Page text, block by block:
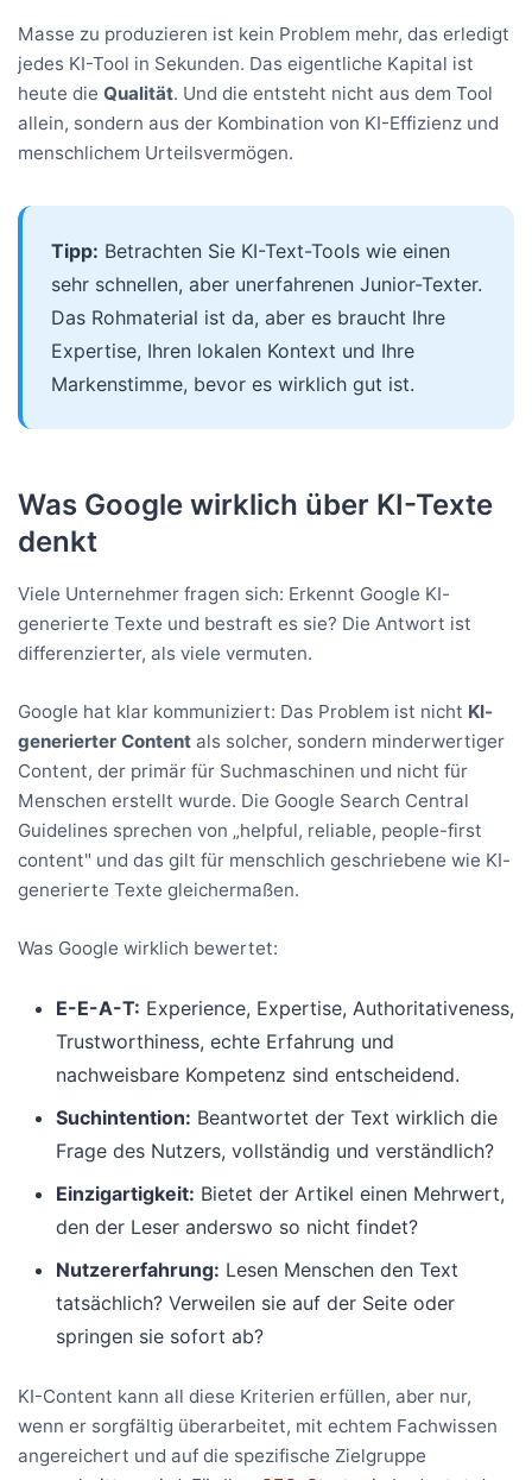
Masse zu produzieren ist kein Problem mehr, das erledigt
jedes KI-Tool in Sekunden. Das eigentliche Kapital ist
heute die Qualität. Und die entsteht nicht aus dem Tool
allein, sondern aus der Kombination von KI-Effizienz und
menschlichem Urteilsvermögen.
Tipp: Betrachten Sie KI-Text-Tools wie einen
sehr schnellen, aber unerfahrenen Junior-Texter.
Das Rohmaterial ist da, aber es braucht Ihre
Expertise, Ihren lokalen Kontext und Ihre
Markenstimme, bevor es wirklich gut ist.
Was Google wirklich über KI-Texte
denkt
Viele Unternehmer fragen sich: Erkennt Google KI-
generierte Texte und bestraft es sie? Die Antwort ist
differenzierter, als viele vermuten.
Google hat klar kommuniziert: Das Problem ist nicht KI-
generierter Content als solcher, sondern minderwertiger
Content, der primär für Suchmaschinen und nicht für
Menschen erstellt wurde. Die Google Search Central
Guidelines sprechen von „helpful, reliable, people-first
content" und das gilt für menschlich geschriebene wie KI-
generierte Texte gleichermaßen.
Was Google wirklich bewertet:
E-E-A-T: Experience, Expertise, Authoritativeness,
Trustworthiness, echte Erfahrung und
nachweisbare Kompetenz sind entscheidend.
Suchintention: Beantwortet der Text wirklich die
Frage des Nutzers, vollständig und verständlich?
Einzigartigkeit: Bietet der Artikel einen Mehrwert,
den der Leser anderswo so nicht findet?
Nutzererfahrung: Lesen Menschen den Text
tatsächlich? Verweilen sie auf der Seite oder
springen sie sofort ab?
KI-Content kann all diese Kriterien erfüllen, aber nur,
wenn er sorgfältig überarbeitet, mit echtem Fachwissen
angereichert und auf die spezifische Zielgruppe